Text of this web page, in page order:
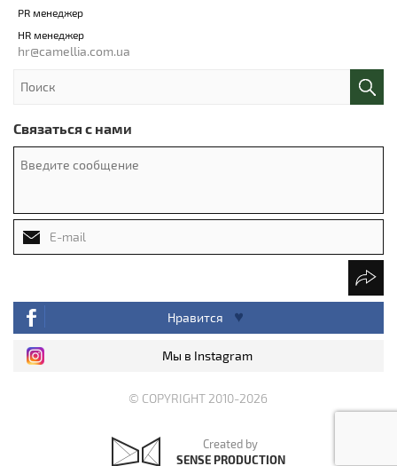
PR менеджер
HR менеджер
hr@camellia.com.ua
Связаться с нами
Нравится
Мы в Instagram
© COPYRIGHT 2010-2026
Created by
SENSE PRODUCTION